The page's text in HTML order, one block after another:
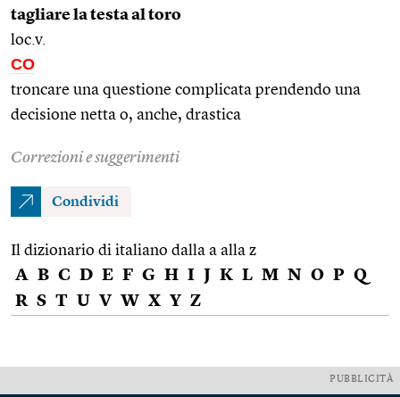
tagliare la testa al toro
loc.v.
CO
troncare una questione complicata prendendo una
decisione netta o, anche, drastica
Correzioni e suggerimenti
Condividi
Il dizionario di italiano dalla a alla z
A B C D E F G H I J K L M N O P Q
R S T U V W X Y Z
PUBBLICITÀ